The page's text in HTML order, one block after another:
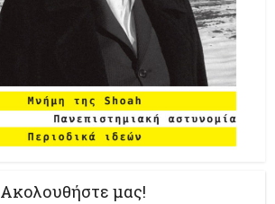
Ακολουθήστε μας!